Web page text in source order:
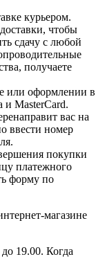
курьером.
чтобы
сдачу с любой
получаете
или оформлении в
и MasterCard.
вас на
ввести номер
покупки
платежного
форму по
магазине
до 19.00. Когда